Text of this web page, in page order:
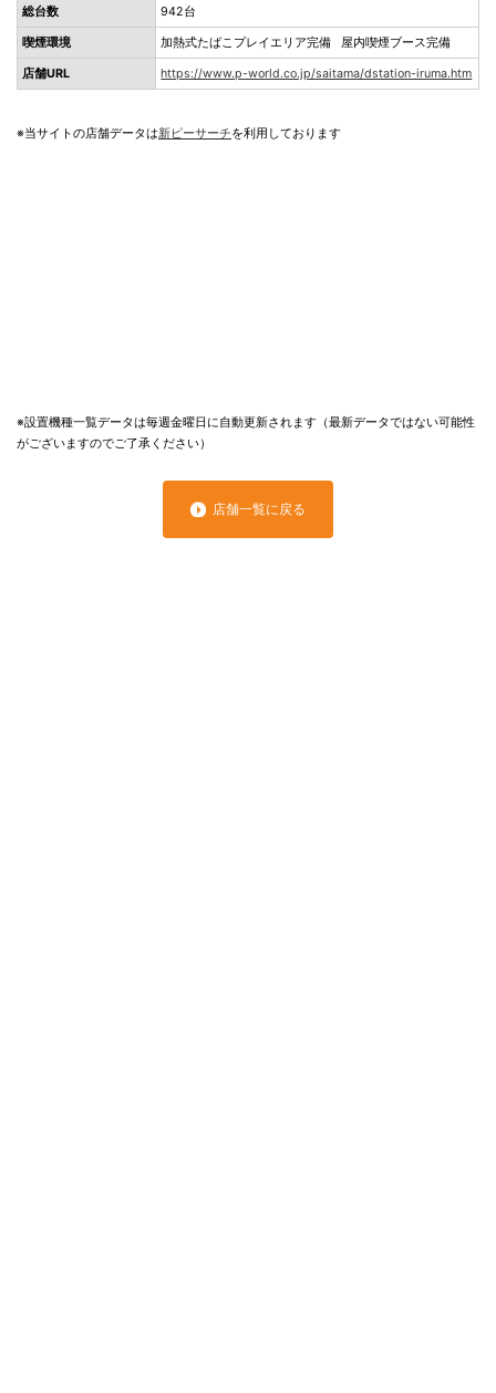
総台数 942台
喫煙環境 加熱式たばこプレイエリア完備 屋内喫煙ブース完備
店舗URL https://www.p-world.co.jp/saitama/dstation-iruma.htm
※当サイトの店舗データは新ピーサーチを利用しております
※設置機種一覧データは毎週金曜日に自動更新されます（最新データではない可能性
がございますのでご了承ください）
店舗一覧に戻る